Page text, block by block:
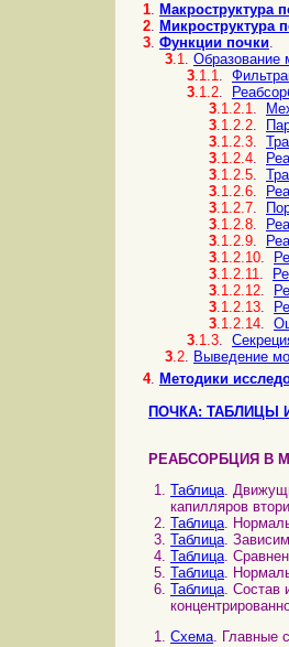
1. Макроструктура
2. Микроструктура
3. Функции почки.
3.1. Образование
3.1.1.
3.1.2.
3.1.2.1.
3.1.2.2.
3.1.2.3.
3.1.2.4.
3.1.2.5.
3.1.2.6.
3.1.2.7.
3.1.2.8.
3.1.2.9.
3.1.2.10.
3.1.2.11.
3.1.2.12.
3.1.2.13.
3.1.2.14.
3.1.3.
3.2. Выведение
4. Методики
ПОЧКА: ТАБЛИЦЫ
РЕАБСОРБЦИЯ В
Таблица.
капилляров
Таблица.
Таблица.
Таблица.
Таблица.
Таблица. Состав
Схема. Главные